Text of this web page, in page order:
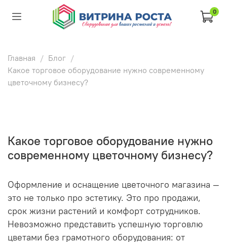
0
Главная
Блог
Какое торговое оборудование нужно современному
цветочному бизнесу?
Какое торговое оборудование нужно
современному цветочному бизнесу?
Оформление и оснащение цветочного магазина —
это не только про эстетику. Это про продажи,
срок жизни растений и комфорт сотрудников.
Невозможно представить успешную торговлю
цветами без грамотного оборудования: от